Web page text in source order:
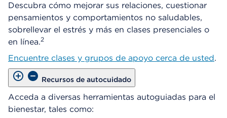
Descubra cómo mejorar sus relaciones, cuestionar
pensamientos y comportamientos no saludables,
sobrellevar el estrés y más en clases presenciales o
en línea.2
Encuentre clases y grupos de apoyo cerca de usted.
Recursos de autocuidado
Acceda a diversas herramientas autoguiadas para el
bienestar, tales como: